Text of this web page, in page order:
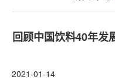
回顾中国饮料40年发
2021-01-14